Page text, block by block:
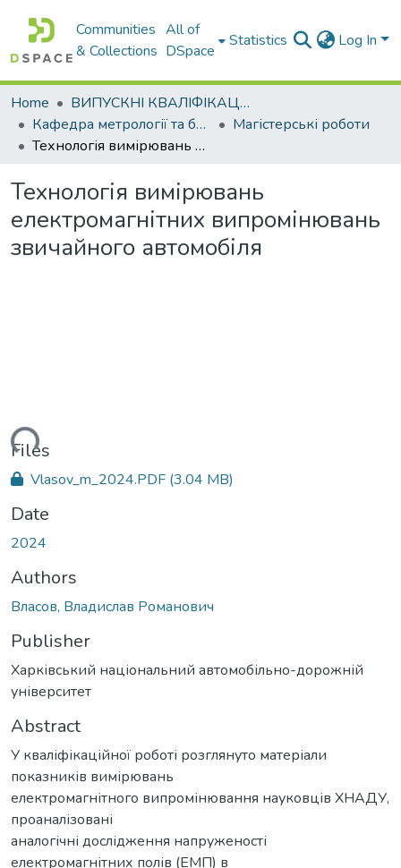
Communities
& Collections
All of
DSpace
Statistics Log In
Home
ВИПУСКНІ КВАЛІФІКАЦІЙНІ РОБОТИ
Кафедра метрології та безпеки життєдіяльності
Магістерські роботи
Технологія вимірювань електромагнітних випромінювань звичайного автомобіля
Технологія вимірювань
електромагнітних випромінювань
звичайного автомобіля
Files
Vlasov_m_2024.PDF (3.04 MB)
Date
2024
Authors
Власов, Владислав Романович
Publisher
Харківський національний автомобільно-дорожній
університет
Abstract
У кваліфікаційної роботі розглянуто матеріали
показників вимірювань
електромагнітного випромінювання науковців ХНАДУ,
проаналізовані
аналогічні дослідження напруженості
електромагнітних полів (ЕМП) в